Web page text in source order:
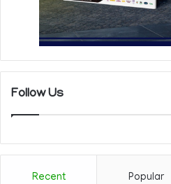
Follow Us
Recent Popular